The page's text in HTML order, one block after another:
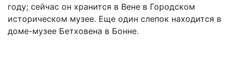
году; сейчас он хранится в Вене в Городском
историческом музее. Еще один слепок находится в
доме-музее Бетховена в Бонне.